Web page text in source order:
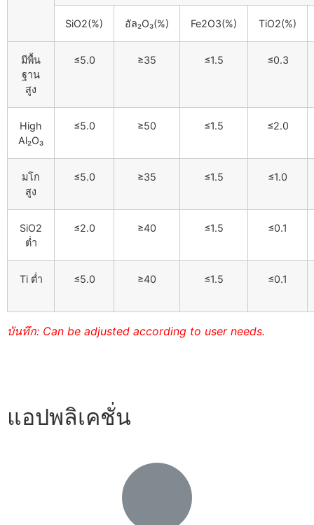
SiO2(%) อัล₂O₃(%) Fe2O3(%) TiO2(%)
มีพื้น
ฐาน
สูง
≤5.0 ≥35 ≤1.5 ≤0.3
High
Al₂O₃
≤5.0 ≥50 ≤1.5 ≤2.0
มโก
สูง
≤5.0 ≥35 ≤1.5 ≤1.0
SiO2
ต่ำ
≤2.0 ≥40 ≤1.5 ≤0.1
Ti ต่ำ ≤5.0 ≥40 ≤1.5 ≤0.1
บันทึก: Can be adjusted according to user needs.
แอปพลิเคชั่น